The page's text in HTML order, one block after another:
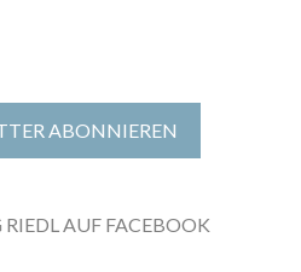
ABONNIEREN
AUF FACEBOOK